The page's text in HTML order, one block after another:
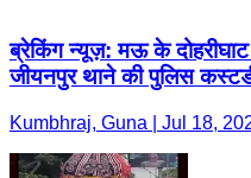
ब्रेकिंग न्यूज़: मऊ के
जीयनपुर थाने की पुलिस
Kumbhraj, Guna | Jul 18,